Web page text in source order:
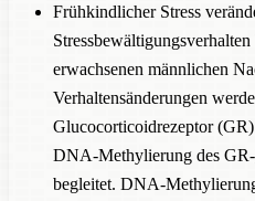
Frühkindlicher Stress
erwachsenen männlichen
Verhaltensänderungen
Glucocorticoidrezeptor
DNA-Methylierung des GR-
begleitet. DNA-